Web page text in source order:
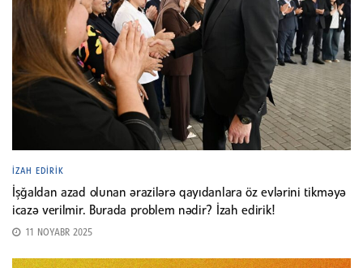
İZAH EDIRIK
İşğaldan azad olunan ərazilərə qayıdanlara öz evlərini tikməyə
icazə verilmir. Burada problem nədir? İzah edirik!
11 NOYABR 2025